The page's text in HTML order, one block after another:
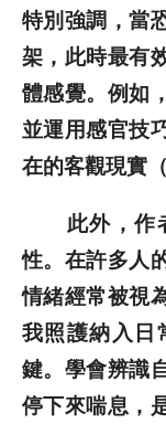
特別強調，當
架，此時最有
體感覺。例如
並運用感官技
在的客觀現實
此外，作者
性。在許多人
情緒經常被視
我照護納入日
鍵。學會辨識
停下來喘息，